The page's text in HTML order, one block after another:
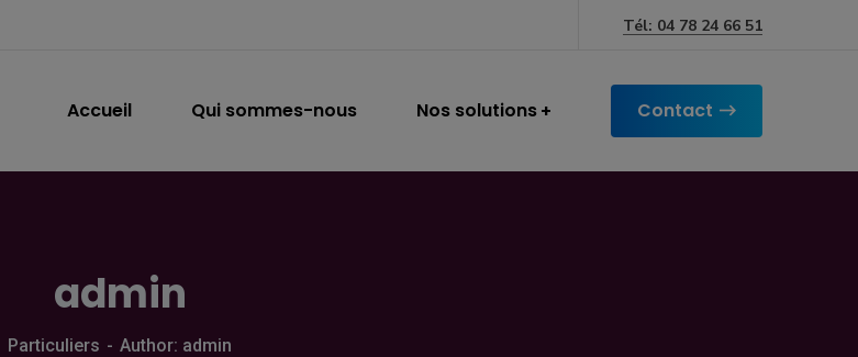
Tél: 04 78 24 66 51
Accueil Qui sommes-nous Nos solutions Contact
admin
Particuliers Author: admin